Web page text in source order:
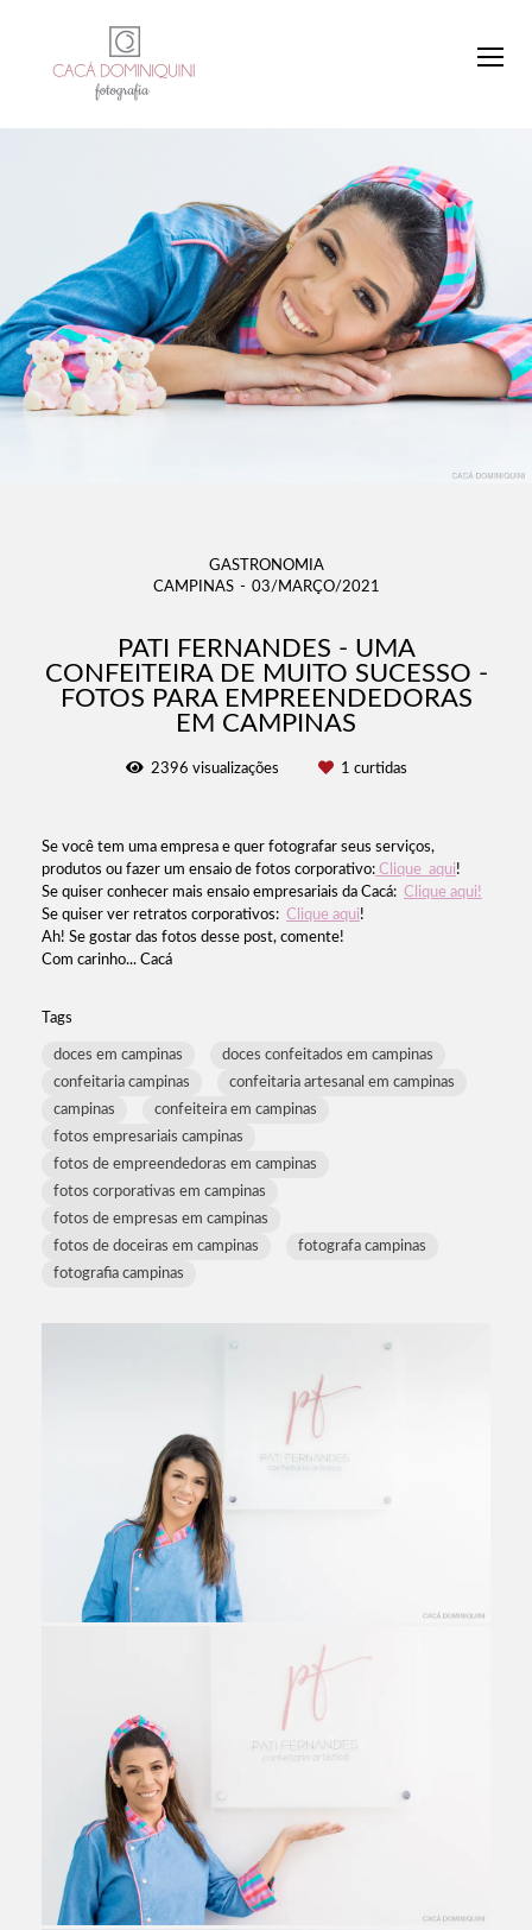
GASTRONOMIA
CAMPINAS
03/MARÇO/2021
PATI FERNANDES - UMA
CONFEITEIRA DE MUITO SUCESSO -
FOTOS PARA EMPREENDEDORAS
EM CAMPINAS
2396 visualizações 1 curtidas
Se você tem uma empresa e quer fotografar seus serviços,
produtos ou fazer um ensaio de fotos corporativo: Clique aqui!
Se quiser conhecer mais ensaio empresariais da Cacá: Clique aqui!
Se quiser ver retratos corporativos: Clique aqui!
Ah! Se gostar das fotos desse post, comente!
Com carinho... Cacá
Tags
doces em campinas
doces confeitados em campinas
confeitaria campinas
confeitaria artesanal em campinas
campinas
confeiteira em campinas
fotos empresariais campinas
fotos de empreendedoras em campinas
fotos corporativas em campinas
fotos de empresas em campinas
fotos de doceiras em campinas
fotografa campinas
fotografia campinas